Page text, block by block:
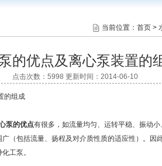
当前位置： 首页 >
的优点及离心泵装置的
点击次数：5998 更新时间：2014-06-10
的组成
泵的优点有很多，如流量均匀、运转平稳、振动
（包括流量、扬程及对介质性质的适应性）。因
化工泵。